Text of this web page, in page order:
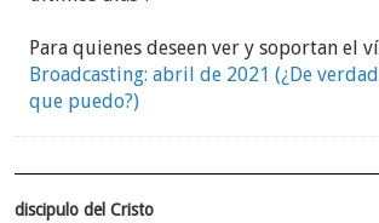
Para quienes deseen ver y soportan el
Broadcasting: abril de 2021 (¿De
que puedo?)
discipulo del Cristo